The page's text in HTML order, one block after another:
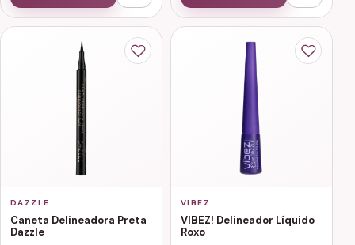
DAZZLE
Caneta Delineadora Preta
Dazzle
VIBEZ
VIBEZ! Delineador Líquido
Roxo